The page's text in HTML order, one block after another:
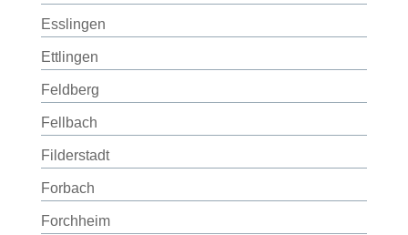
Esslingen
Ettlingen
Feldberg
Fellbach
Filderstadt
Forbach
Forchheim